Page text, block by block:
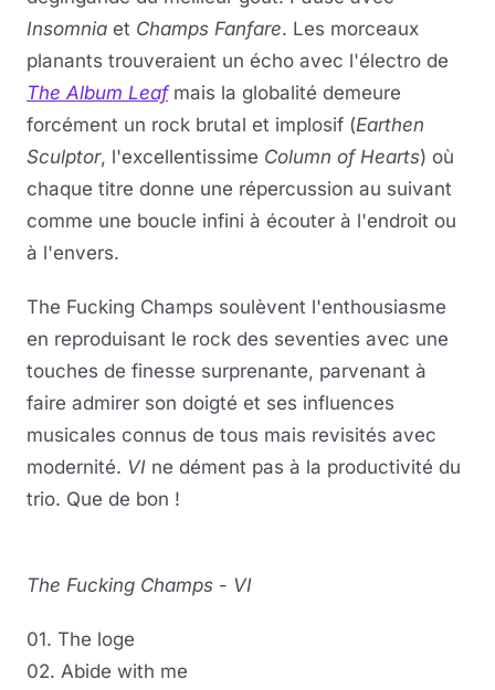
Insomnia et Champs Fanfare. Les morceaux
planants trouveraient un écho avec l'électro de
The Album Leafmais la globalité demeure
forcément un rock brutal et implosif (Earthen
Sculptor, l'excellentissime Column of Hearts) où
chaque titre donne une répercussion au suivant
comme une boucle infini à écouter à l'endroit ou
à l'envers.
The Fucking Champs soulèvent l'enthousiasme
en reproduisant le rock des seventies avec une
touches de finesse surprenante, parvenant à
faire admirer son doigté et ses influences
musicales connus de tous mais revisités avec
modernité. VI ne dément pas à la productivité du
trio. Que de bon !
The Fucking Champs - VI
01. The loge
02. Abide with me